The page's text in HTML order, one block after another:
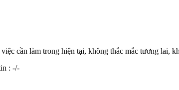
cần làm trong hiện tại, không thắc mắc tương lai,
: -/-